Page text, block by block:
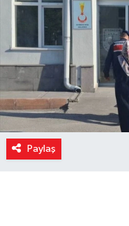
Paylaş